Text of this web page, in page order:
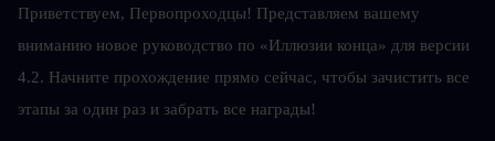
Приветствуем, Первопроходцы! Представляем вашему
вниманию новое руководство по «Иллюзии конца» для версии
4.2. Начните прохождение прямо сейчас, чтобы зачистить все
этапы за один раз и забрать все награды!